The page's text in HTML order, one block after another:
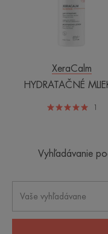
XeraCalm
HYDRATAČNÉ
1
Vyhľadávanie